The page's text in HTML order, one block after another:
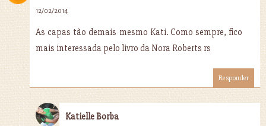
12/02/2014
As capas tão demais mesmo Kati. Como sempre, fico
mais interessada pelo livro da Nora Roberts rs
Responder
Katielle Borba